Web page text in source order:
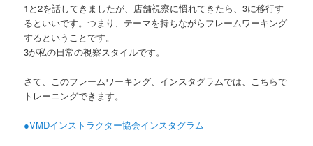
1と2を話してきましたが、店舗視察に慣れてきたら、3に移行す
るといいです。つまり、テーマを持ちながらフレームワーキング
するということです。
3が私の日常の視察スタイルです。
さて、このフレームワーキング、インスタグラムでは、こちらで
トレーニングできます。
●VMDインストラクター協会インスタグラム